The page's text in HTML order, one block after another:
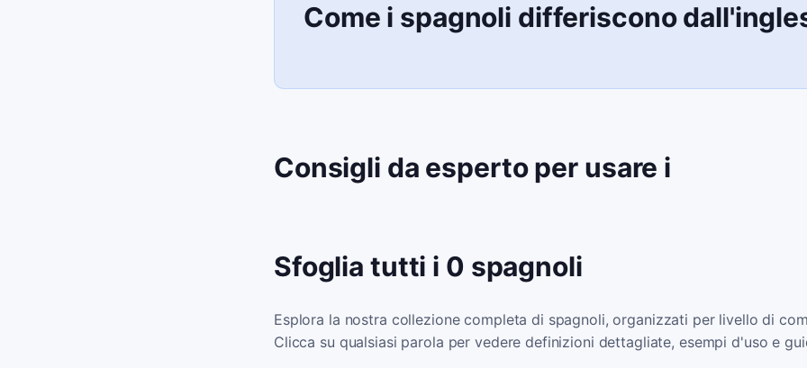
Come i spagnoli differiscono
Consigli da esperto per usare i
Sfoglia tutti i 0 spagnoli
Esplora la nostra collezione completa di spagnoli, organizzati per livello di
Clicca su qualsiasi parola per vedere definizioni dettagliate, esempi d'uso e